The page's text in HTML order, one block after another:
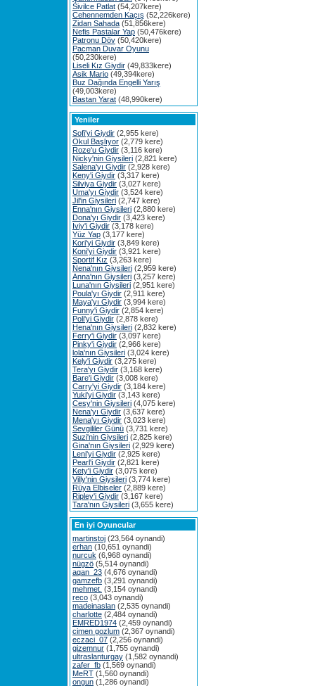
Sivilce Patlat (54,207kere)
Cehennemden Kaçış (52,226kere)
Zidan Sahada (51,856kere)
Nefis Pastalar Yap (50,476kere)
Patronu Döv (50,420kere)
Pacman Duvar Oyunu
(50,230kere)
Liseli Kız Giydir (49,833kere)
Asik Mario (49,394kere)
Buz Dağında Engelli Yarış
(49,003kere)
Bastan Yarat (48,990kere)
Yeniler
Sofi'yi Giydir (2,955 kere)
Okul Başlıyor (2,779 kere)
Roze'u Giydir (3,116 kere)
Nicky'nin Giysileri (2,821 kere)
Salena'yı Giydir (2,928 kere)
Keny'i Giydir (3,317 kere)
Silviya Giydir (3,027 kere)
Uma'yı Giydir (3,524 kere)
Jil'in Giysileri (2,747 kere)
Enna'nın Giysileri (2,880 kere)
Dona'yı Giydir (3,423 kere)
Iviy'i Giydir (3,178 kere)
Yüz Yap (3,177 kere)
Kori'yi Giydir (3,849 kere)
Koni'yi Giydir (3,921 kere)
Sportif Kız (3,263 kere)
Nena'nın Giysileri (2,959 kere)
Anna'nın Giysileri (3,257 kere)
Luna'nın Giysileri (2,951 kere)
Poula'yı Giydir (2,911 kere)
Maya'yı Giydir (3,994 kere)
Funny'i Giydir (2,854 kere)
Poli'yi Giydir (2,878 kere)
Hena'nın Giysileri (2,832 kere)
Ferry'i Giydir (3,097 kere)
Pinky'i Giydir (2,966 kere)
lola'nın Giysileri (3,024 kere)
Kely'i Giydir (3,275 kere)
Tera'yı Giydir (3,168 kere)
Bare'i Giydir (3,008 kere)
Carry'yi Giydir (3,184 kere)
Yuki'yi Giydir (3,143 kere)
Cesy'nin Giysileri (4,075 kere)
Nena'yı Giydir (3,637 kere)
Mena'yı Giydir (3,023 kere)
Sevgililer Günü (3,731 kere)
Suzi'nin Giysileri (2,825 kere)
Gina'nın Giysileri (2,929 kere)
Leni'yi Giydir (2,925 kere)
Pearl'i Giydir (2,821 kere)
Kety'i Giydir (3,075 kere)
Villy'nin Giysileri (3,774 kere)
Rüya Elbiseler (2,889 kere)
Ripley'i Giydir (3,167 kere)
Tara'nın Giysileri (3,655 kere)
En iyi Oyuncular
martinstoj (23,564 oynandi)
erhan (10,651 oynandi)
nurcuk (6,968 oynandi)
nügzö (5,514 oynandi)
aqan_23 (4,676 oynandi)
gamzefb (3,291 oynandi)
mehmet. (3,154 oynandi)
reco (3,043 oynandi)
madeinaslan (2,535 oynandi)
charlotte (2,484 oynandi)
EMRED1974 (2,459 oynandi)
cimen gozlum (2,367 oynandi)
eczaci_07 (2,256 oynandi)
gizemnur (1,755 oynandi)
ultraslanturgay (1,582 oynandi)
zafer_fb (1,569 oynandi)
MeRT (1,560 oynandi)
ongun (1,286 oynandi)